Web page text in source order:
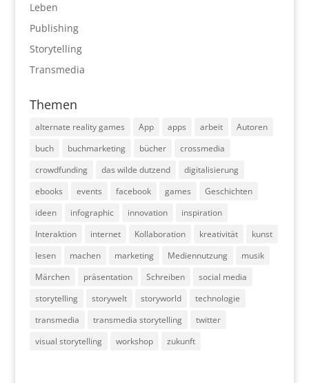
Leben
Publishing
Storytelling
Transmedia
Themen
alternate reality games App apps arbeit
Autoren
buch
buchmarketing bücher
crossmedia
crowdfunding
das wilde dutzend
digitalisierung
ebooks
events facebook games
Geschichten
ideen
infographic innovation
inspiration
Interaktion
internet Kollaboration kreativität
kunst
lesen
machen marketing Mediennutzung
musik
Märchen
präsentation Schreiben
social media
storytelling
storywelt storyworld
technologie
transmedia
transmedia storytelling
twitter
visual storytelling
workshop zukunft